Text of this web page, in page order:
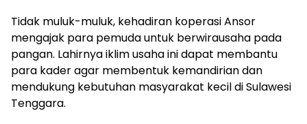
Tidak muluk-muluk, kehadiran koperasi Ansor
mengajak para pemuda untuk berwirausaha pada
pangan. Lahirnya iklim usaha ini dapat membantu
para kader agar membentuk kemandirian dan
mendukung kebutuhan masyarakat kecil di Sulawesi
Tenggara.